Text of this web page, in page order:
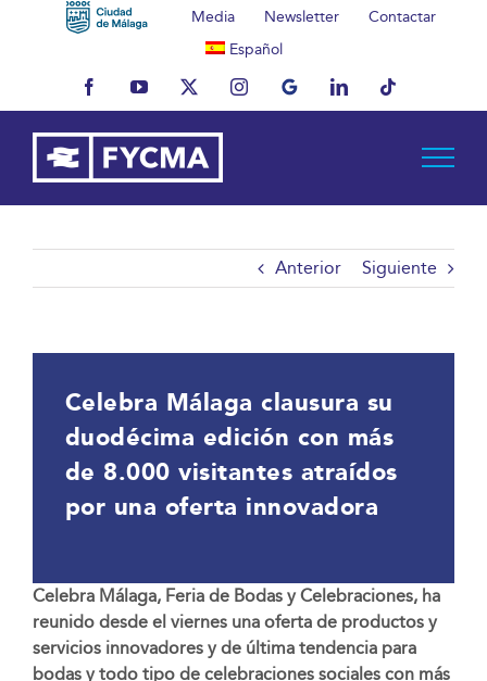
Media Newsletter
Contactar
Español
FacebookYouTubeX InstagramMyBusinessLinkedInTiktok
Anterior Siguiente
Celebra Málaga clausura su
duodécima edición con más
de 8.000 visitantes atraídos
por una oferta innovadora
Celebra Málaga, Feria de Bodas y Celebraciones, ha
reunido desde el viernes una oferta de productos y
servicios innovadores y de última tendencia para
bodas y todo tipo de celebraciones sociales con más